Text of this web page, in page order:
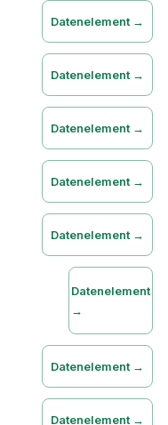
Datenelement →
Datenelement →
Datenelement →
Datenelement →
Datenelement →
Datenelement
→
Datenelement →
Datenelement →